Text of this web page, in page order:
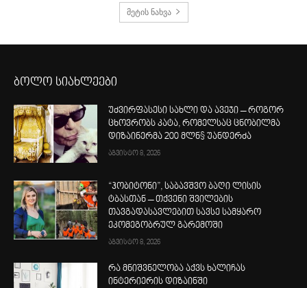
მეტის ნახვა
ბოლო სიახლეები
უძვირფასესი სახლი და ავეჯი – როგორ
ცხოვრობს კატა, რომელსაც ცნობილმა
დიზაინერმა 200 მლნ$ უანდერძა
აგვისტო 8, 2026
“ჰობიტონი”, საბავშვო ბაღი ლისის
ტბასთან – თქვენი შვილების
თავგადასავლებით სავსე სამყარო
ეკომეგობრულ გარემოში
აგვისტო 8, 2026
რა მნიშვნელობა აქვს ხალიჩას
ინტერიერის დიზაინში